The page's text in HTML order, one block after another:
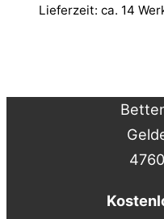
Lieferzeit: ca. 14